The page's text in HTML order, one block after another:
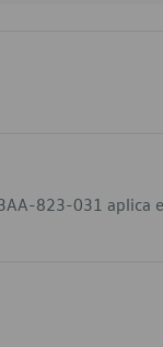
823-031 aplica